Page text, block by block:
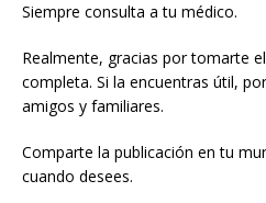
Siempre consulta a tu médico.
Realmente, gracias por tomarte
completa. Si la encuentras útil,
amigos y familiares.
Comparte la publicación en tu
cuando desees.